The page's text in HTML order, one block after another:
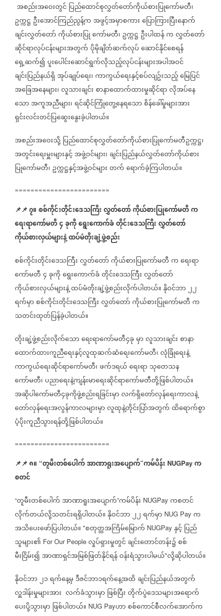
အစည်းအဝေးတွင်ပြည်ထောင်စုလွှတ်တော်ကိုယ်စားပြုကော်မတီ၊
ဥက္ကဋ္ဌ ဦးအောင်ကြည်ညွန့်ကအဖွင့်အမှာစကားပြောကြားပြီးနောက်
ချင်းလွှတ်တော်ကိုယ်စားပြုကော်မတီ၊ ဥက္ကဋ္ဌ ဦးပါထန်ကလွှတ်တော်
ဆိုင်ရာလုပ်ငန်းများအတွက်ပိုမိုချိတ်ဆက်လုပ်ဆောင်နိုင်စေရန်
ရှေ့ဆက်၍ပူးပေါင်းဆောင်ရွက်လိုသည့်လုပ်ငန်းများအပါအဝင်
ချင်းပြည်နယ်ရှိအုပ်ချုပ်ရေး၊ကာကွယ်ရေးနှင့်စပ်လျဥ်းသည့်မြေပြင်
အခြေအနေများ၊လူသားချင်းစာနာထောက်ထားမှုဆိုင်ရာလိုအပ်နေ
သောအကူအညီများ၊ရင်ဆိုင်ကြုံတွေ့နေရသောစိန်ခေါ်မှုများအား
ရှင်းလင်းတင်ပြဆွေးနွေးခဲ့ပါတယ်။
အစည်းအဝေးသို့ပြည်ထောင်စုလွှတ်တော်ကိုယ်စားပြုကော်မတီဥက္ကဋ္ဌ၊
အတွင်းရေးမှူးများနှင့်အဖွဲ့ဝင်များ၊ချင်းပြည်နယ်လွှတ်တော်ကိုယ်စား
ပြုကော်မတီ၊ ဥက္ကဋ္ဌနှင့်အဖွဲ့ဝင်များတက်ရောက်ခဲ့ကြပါတယ်။
========================
📌📌၇။စစ်ကိုင်းတိုင်းဒေသကြီးလွှတ်တော်ကိုယ်စားပြုကော်မတီက
ရေးရာကော်မတီ၄ခုကိုရွေးကောက်ခံတိုင်းဒေသကြီးလွှတ်တော်
ကိုယ်စားလှယ်များနဲ့ထပ်မံတိုးချဲ့ဖွဲ့စည်း
စစ်ကိုင်းတိုင်းဒေသကြီးလွှတ်တော်ကိုယ်စားပြုကော်မတီကရေးရာ
ကော်မတီ၄ခုကိုရွေးကောက်ခံတိုင်းဒေသကြီးလွှတ်တော်
ကိုယ်စားလှယ်များနဲ့ထပ်မံတိုးချဲ့ဖွဲ့စည်းလိုက်ပါတယ်။နိုဝင်ဘာ၂၂
ရက်မှာစစ်ကိုင်းတိုင်းဒေသကြီးလွှတ်တော်ကိုယ်စားပြုကော်မတီက
သတင်းထုတ်ပြန်ခဲ့ပါတယ်။
တိုးချဲ့ဖွဲ့စည်းလိုက်သောရေးရာကော်မတီ၄ခုမှာလူသားချင်းစာနာ
ထောက်ထားကူညီရေးနှင့်လူထုဆက်ဆံရေးကော်မတီ၊လုံခြုံရေးနဲ့
ကာကွယ်ရေးဆိုင်ရာကော်မတီ၊ဖက်ဒရယ်ရေးရာသုတေသန
ကော်မတီ၊ပညာရေးနဲ့ကျန်းမာရေးဆိုင်ရာကော်မတီတို့ဖြစ်ပါတယ်။
အဆိုပါကော်မတီ၄ခုကိုဖွဲ့စည်းရခြင်းမှာလက်ရှိတော်လှန်ရေးကာလနဲ့
တော်လှန်ရေးအလွန်ကာလများမှာလူထုနဲ့တိုင်းပြာ်အတွက်ထိရောက်စွာ
ပံ့ပိုးကူညီသွားရန်တို့ဖြစ်ပါတယ်။
========================
📌📌၈။ “တူမီးတစ်ပေါက်အာဏာရူးအပျောက်”ကမ်ပိန်း NUGPay က
စတင်
“တူမီးတစ်ပေါက်အာဏာရူးအပျောက်”ကမ်ပိန်း NUGPay ကစတင်
လိုက်တယ်လို့သတင်းရရှိပါတယ်။နိုဝင်ဘာ၂၂ရက်မှာ NUG Pay က
အသိပေးဖော်ပြပါတယ်။ "စတုတ္ထအကြိမ်မြောက် NUGPay နှင့်ပြည်
သူများ၏ For Our People လှုပ်ရှားမှုတွင်ချင်းတောင်တန်း၌စစ်
မီးငြိမ်း၍အာဏာရှင်အမြစ်ဖြတ်နိုင်ရန်ဝန်းရံသွားပါမယ်"လို့ဆိုပါတယ်။
နိုဝင်ဘာ၂၁ရက်နေ့မှဒီဇင်ဘာ၁ရက်နေ့အထိချင်းပြည်နယ်အတွက်
လှူဒါန်းမှုများအား လက်ခံသွားမှာဖြစ်ပြီးတိုက်ပွဲဒေသများအရောက်
ပေးပို့သွားမှာဖြစ်ပါတယ်။ NUG Payဟာစစ်ကောင်စီလက်အောက်က